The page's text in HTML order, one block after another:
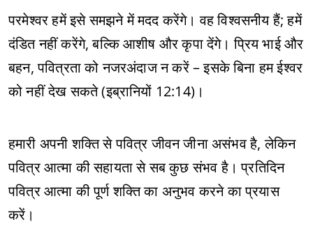
परमेश्वर हमें इसे समझने में मदद करेंगे। वह विश्वसनीय हैं; हमें
दंडित नहीं करेंगे, बल्कि आशीष और कृपा देंगे। प्रिय भाई और
बहन, पवित्रता को नजरअंदाज न करें – इसके बिना हम ईश्वर
को नहीं देख सकते (इब्रानियों 12:14)।
हमारी अपनी शक्ति से पवित्र जीवन जीना असंभव है, लेकिन
पवित्र आत्मा की सहायता से सब कुछ संभव है। प्रतिदिन
पवित्र आत्मा की पूर्ण शक्ति का अनुभव करने का प्रयास
करें।